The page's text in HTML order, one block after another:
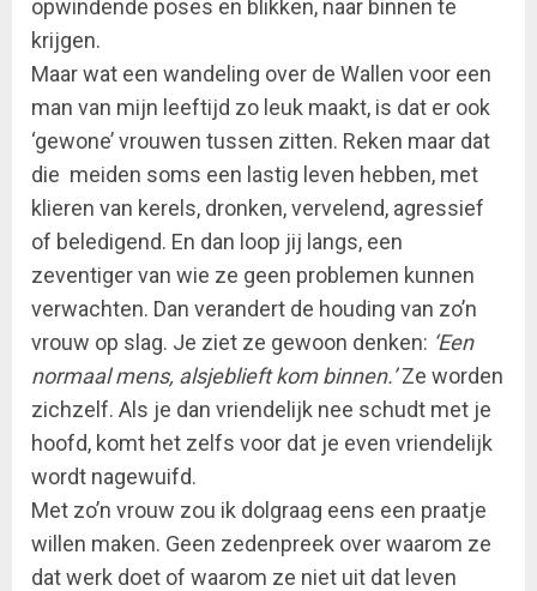
opwindende poses en blikken, naar binnen te
krijgen.
Maar wat een wandeling over de Wallen voor een
man van mijn leeftijd zo leuk maakt, is dat er ook
‘gewone’ vrouwen tussen zitten. Reken maar dat
die meiden soms een lastig leven hebben, met
klieren van kerels, dronken, vervelend, agressief
of beledigend. En dan loop jij langs, een
zeventiger van wie ze geen problemen kunnen
verwachten. Dan verandert de houding van zo’n
vrouw op slag. Je ziet ze gewoon denken: ‘Een
normaal mens, alsjeblieft kom binnen.’Ze worden
zichzelf. Als je dan vriendelijk nee schudt met je
hoofd, komt het zelfs voor dat je even vriendelijk
wordt nagewuifd.
Met zo’n vrouw zou ik dolgraag eens een praatje
willen maken. Geen zedenpreek over waarom ze
dat werk doet of waarom ze niet uit dat leven